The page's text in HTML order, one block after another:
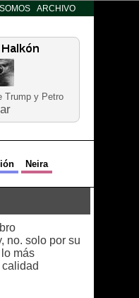
ARCHIVO
Trump y Petro
Neira
no. solo por su
más